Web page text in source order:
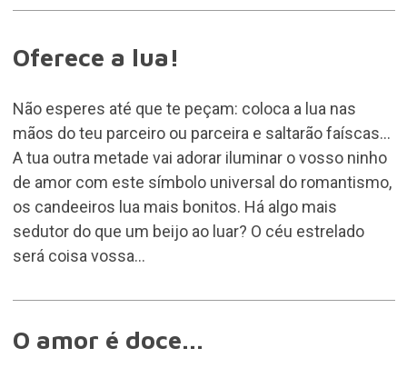
Oferece a lua!
Não esperes até que te peçam: coloca a lua nas
mãos do teu parceiro ou parceira e saltarão faíscas...
A tua outra metade vai adorar iluminar o vosso ninho
de amor com este símbolo universal do romantismo,
os candeeiros lua mais bonitos. Há algo mais
sedutor do que um beijo ao luar? O céu estrelado
será coisa vossa...
O amor é doce...